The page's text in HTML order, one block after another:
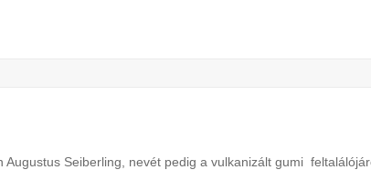
Augustus Seiberling, nevét pedig a vulkanizált gumi